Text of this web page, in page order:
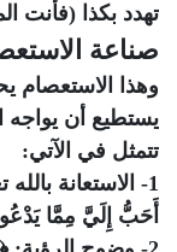
تهدد بكذا (فأنت
صناعة
وهذا الاستعصام
يستطيع أن يواجه
تتمثل في الآتي:
1- الاستعانة
أَحَبُّ إِلَيَّ مِمَّا